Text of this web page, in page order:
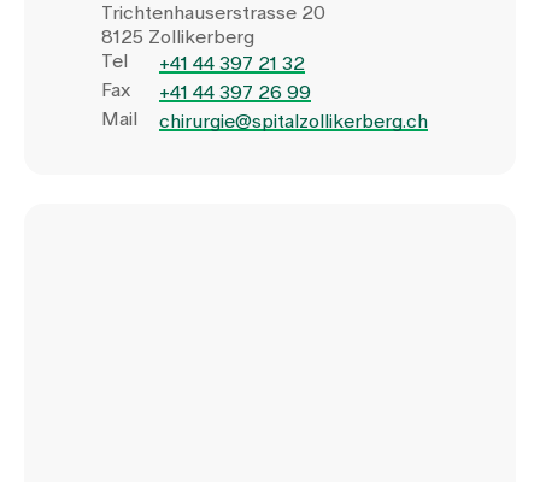
Trichtenhauserstrasse 20
8125 Zollikerberg
Tel
+41 44 397 21 32
Fax
+41 44 397 26 99
Mail
chirurgie@spitalzollikerberg.ch